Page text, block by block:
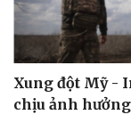
Xung đột Mỹ -
chịu ảnh hưởng